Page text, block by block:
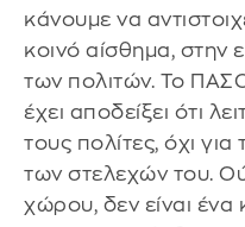
κάνουμε να
κοινό αίσθημα, στην
των πολιτών. Το
έχει αποδείξει ότι
τους πολίτες, όχι για
των στελεχών του.
χώρου, δεν είναι ένα